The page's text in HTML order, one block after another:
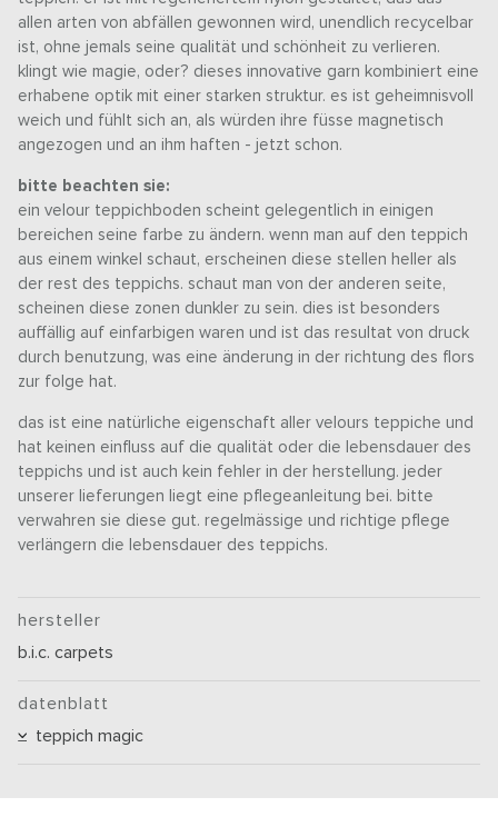
allen arten von abfällen gewonnen wird, unendlich recycelbar
ist, ohne jemals seine qualität und schönheit zu verlieren.
klingt wie magie, oder? dieses innovative garn kombiniert eine
erhabene optik mit einer starken struktur. es ist geheimnisvoll
weich und fühlt sich an, als würden ihre füsse magnetisch
angezogen und an ihm haften - jetzt schon.
bitte beachten sie:
ein velour teppichboden scheint gelegentlich in einigen
bereichen seine farbe zu ändern. wenn man auf den teppich
aus einem winkel schaut, erscheinen diese stellen heller als
der rest des teppichs. schaut man von der anderen seite,
scheinen diese zonen dunkler zu sein. dies ist besonders
auffällig auf einfarbigen waren und ist das resultat von druck
durch benutzung, was eine änderung in der richtung des flors
zur folge hat.
das ist eine natürliche eigenschaft aller velours teppiche und
hat keinen einfluss auf die qualität oder die lebensdauer des
teppichs und ist auch kein fehler in der herstellung. jeder
unserer lieferungen liegt eine pflegeanleitung bei. bitte
verwahren sie diese gut. regelmässige und richtige pflege
verlängern die lebensdauer des teppichs.
hersteller
b.i.c. carpets
datenblatt
teppich magic